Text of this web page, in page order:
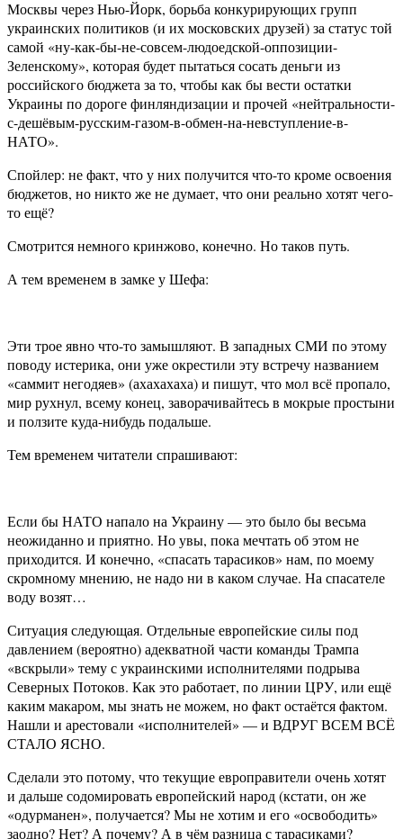
Москвы через Нью-Йорк, борьба конкурирующих групп
украинских политиков (и их московских друзей) за статус той
самой «ну-как-бы-не-совсем-людоедской-оппозиции-
Зеленскому», которая будет пытаться сосать деньги из
российского бюджета за то, чтобы как бы вести остатки
Украины по дороге финляндизации и прочей «нейтральности-
с-дешёвым-русским-газом-в-обмен-на-невступление-в-
НАТО».
Спойлер: не факт, что у них получится что-то кроме освоения
бюджетов, но никто же не думает, что они реально хотят чего-
то ещё?
Смотрится немного кринжово, конечно. Но таков путь.
А тем временем в замке у Шефа:
Эти трое явно что-то замышляют. В западных СМИ по этому
поводу истерика, они уже окрестили эту встречу названием
«саммит негодяев» (ахахахаха) и пишут, что мол всё пропало,
мир рухнул, всему конец, заворачивайтесь в мокрые простыни
и ползите куда-нибудь подальше.
Тем временем читатели спрашивают:
Если бы НАТО напало на Украину — это было бы весьма
неожиданно и приятно. Но увы, пока мечтать об этом не
приходится. И конечно, «спасать тарасиков» нам, по моему
скромному мнению, не надо ни в каком случае. На спасателе
воду возят…
Ситуация следующая. Отдельные европейские силы под
давлением (вероятно) адекватной части команды Трампа
«вскрыли» тему с украинскими исполнителями подрыва
Северных Потоков. Как это работает, по линии ЦРУ, или ещё
каким макаром, мы знать не можем, но факт остаётся фактом.
Нашли и арестовали «исполнителей» — и ВДРУГ ВСЕМ ВСË
СТАЛО ЯСНО.
Сделали это потому, что текущие европравители очень хотят
и дальше содомировать европейский народ (кстати, он же
«одурманен», получается? Мы не хотим и его «освободить»
заодно? Нет? А почему? А в чём разница с тарасиками?